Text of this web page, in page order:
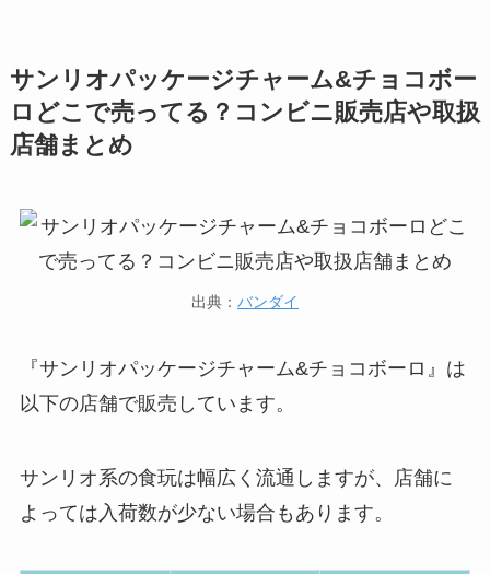
サンリオパッケージチャーム&チョコボー
ロどこで売ってる？コンビニ販売店や取扱
店舗まとめ
出典： バンダイ
『サンリオパッケージチャーム&チョコボーロ』は
以下の店舗で販売しています。
サンリオ系の食玩は幅広く流通しますが、店舗に
よっては入荷数が少ない場合もあります。